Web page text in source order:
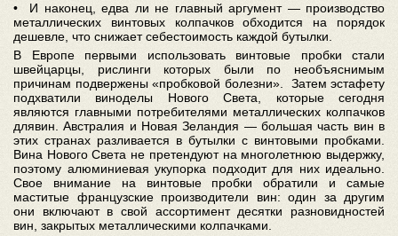
• И наконец, едва ли не главный аргумент — производство
металлических винтовых колпачков обходится на порядок
дешевле, что снижает себестоимость каждой бутылки.
В Европе первыми использовать винтовые пробки стали
швейцарцы, рислинги которых были по необъяснимым
причинам подвержены «пробковой болезни». Затем эстафету
подхватили виноделы Нового Света, которые сегодня
являются главными потребителями металлических колпачков
длявин. Австралия и Новая Зеландия — большая часть вин в
этих странах разливается в бутылки с винтовыми пробками.
Вина Нового Света не претендуют на многолетнюю выдержку,
поэтому алюминиевая укупорка подходит для них идеально.
Свое внимание на винтовые пробки обратили и самые
маститые французские производители вин: один за другим
они включают в свой ассортимент десятки разновидностей
вин, закрытых металлическими колпачками.